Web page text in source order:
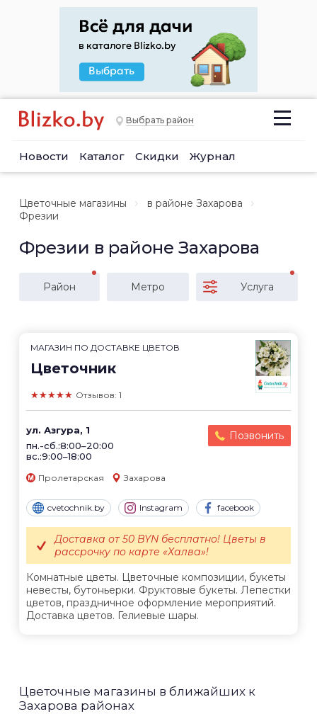
Выбрать район
Новости Каталог Скидки Журнал
Цветочные магазины
в районе Захарова
Фрезии
Фрезии в районе Захарова
Район Метро Услуга
МАГАЗИН ПО ДОСТАВКЕ ЦВЕТОВ
Цветочник
★★★★★ Отзывов: 1
ул. Азгура, 1
пн.-сб.:8:00–20:00
вс.:9:00–18:00
Позвонить
Пролетарская Захарова
cvetochnik.by Instagram facebook
Комнатные цветы. Цветочные композиции, букеты
невесты, бутоньерки. Фруктовые букеты. Лепестки
цветов, праздничное оформление мероприятий.
Доставка цветов. Гелиевые шары.
Доставка от 50 BYN бесплатно! Цветы в
рассрочку по карте «Халва»!
Цветочные магазины в ближайших к
Захарова районах